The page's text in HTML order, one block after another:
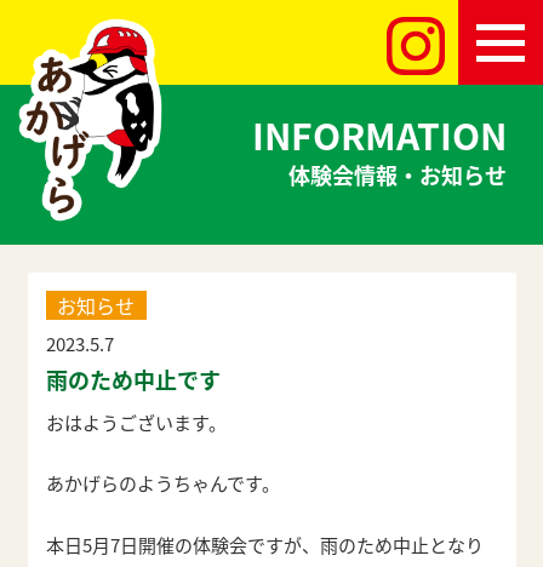
INFORMATION
体験会情報・お知らせ
お知らせ
2023.5.7
雨のため中止です
おはようございます。
あかげらのようちゃんです。
本日5月7日開催の体験会ですが、雨のため中止となり